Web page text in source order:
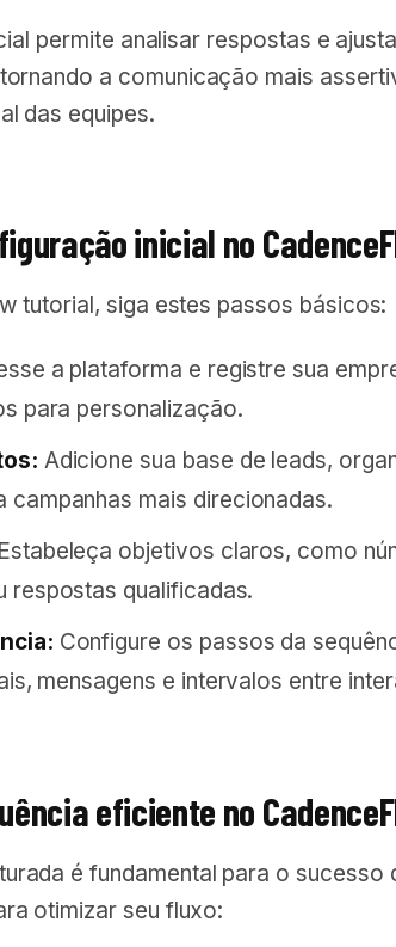
permite analisar respostas e
a comunicação mais
das equipes.
inicial no
tutorial, siga estes passos básicos:
a plataforma e registre sua
para personalização.
Adicione sua base de leads,
campanhas mais direcionadas.
Estabeleça objetivos claros, como
respostas qualificadas.
Configure os passos da
mensagens e intervalos entre
eficiente no
é fundamental para o sucesso
otimizar seu fluxo: